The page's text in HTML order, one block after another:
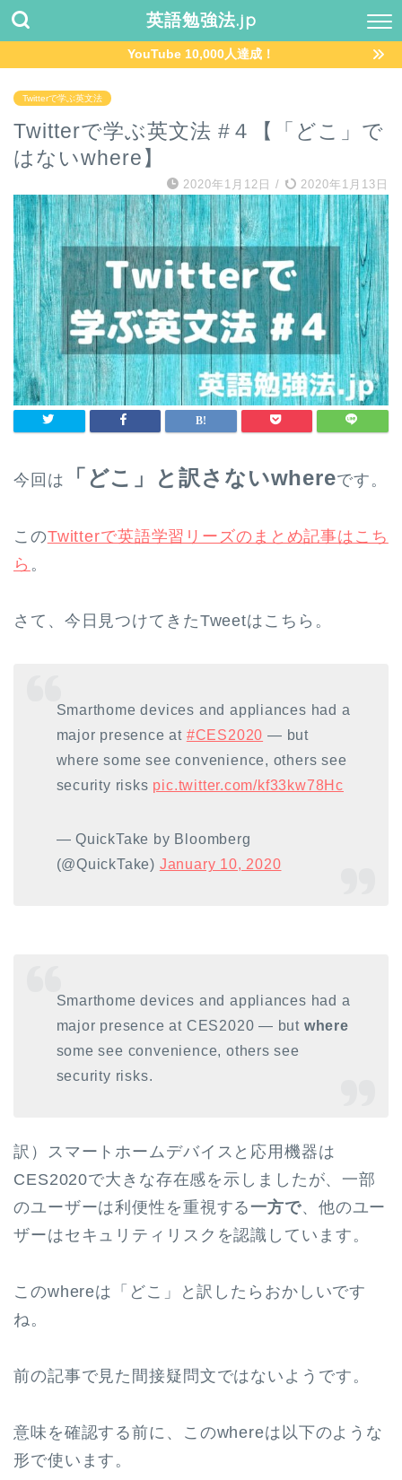
英語勉強法.jp
YouTube 10,000人達成！
Twitterで学ぶ英文法
Twitterで学ぶ英文法 #４【「どこ」で
はないwhere】
2020年1月12日 / 2020年1月13日
今回は 「どこ」と訳さないwhereです。
このTwitterで英語学習リーズのまとめ記事はこち
ら 。
さて、今日見つけてきたTweetはこちら。
Smarthome devices and appliances had a
major presence at #CES2020 — but
where some see convenience, others see
security risks pic.twitter.com/kf33kw78Hc
— QuickTake by Bloomberg
(@QuickTake) January 10, 2020
Smarthome devices and appliances had a
major presence at CES2020 — but where
some see convenience, others see
security risks.
訳）スマートホームデバイスと応用機器は
CES2020で大きな存在感を示しましたが、一部
のユーザーは利便性を重視する一方で、他のユー
ザーはセキュリティリスクを認識しています。
このwhereは「どこ」と訳したらおかしいです
ね。
前の記事で見た間接疑問文ではないようです。
意味を確認する前に、このwhereは以下のような
形で使います。